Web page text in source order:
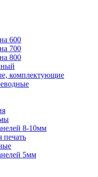
600
700
800
комплектующие
8-10мм
5мм